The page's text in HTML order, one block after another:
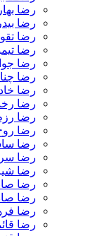
رضا
رضا
رضا
رضا
رضا
رضا
رضا
رضا
رضا رزم
رضا
رضا
رضا
رضا
رضا
رضا
رضا
رضا